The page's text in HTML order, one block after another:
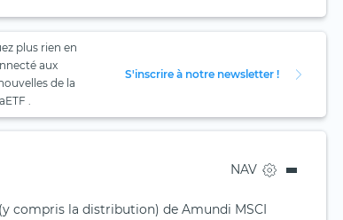
plus rien en
aux
de la
.
S'inscrire à notre newsletter !
NAV
compris la distribution) de Amundi MSCI